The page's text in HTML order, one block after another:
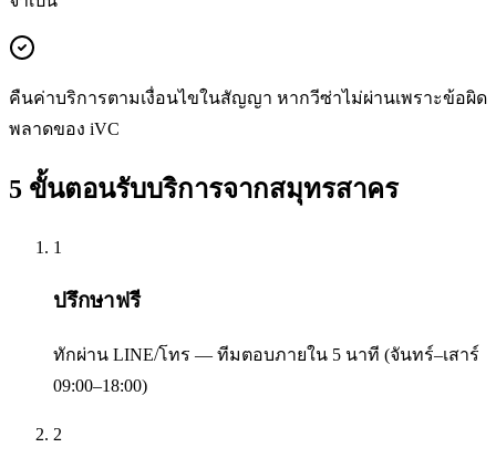
คืนค่าบริการตามเงื่อนไขในสัญญา หากวีซ่าไม่ผ่านเพราะข้อผิด
พลาดของ iVC
5 ขั้นตอนรับบริการจากสมุทรสาคร
1
ปรึกษาฟรี
ทักผ่าน LINE/โทร — ทีมตอบภายใน 5 นาที (จันทร์–เสาร์
09:00–18:00)
2